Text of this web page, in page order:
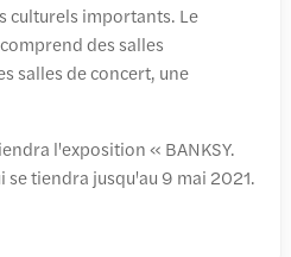
culturels importants. Le
des salles
salles de concert, une
l'exposition « BANKSY.
se tiendra jusqu'au 9 mai 2021.